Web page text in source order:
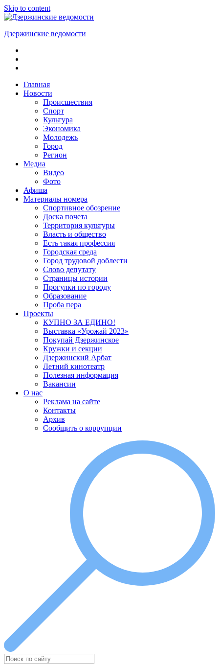
Skip to content
Дзержинские ведомости
ОБЩЕСТВЕННО-
ПОЛИТИЧЕСКАЯ
ГАЗЕТАГлавная
Новости
Происшествия
Спорт
Культура
Экономика
Молодежь
Город
Регион
Медиа
Видео
Фото
Афиша
Материалы номера
Спортивное обозрение
Доска почета
Территория культуры
Власть и общество
Есть такая профессия
Городская среда
Город трудовой доблести
Слово депутату
Страницы истории
Прогулки по городу
Образование
Проба пера
Проекты
КУПНО ЗА ЕДИНО!
Выставка «Урожай 2023»
Покупай Дзержинское
Кружки и секции
Дзержинский Арбат
Летний кинотеатр
Полезная информация
Вакансии
О нас
Реклама на сайте
Контакты
Архив
Сообщить о коррупции